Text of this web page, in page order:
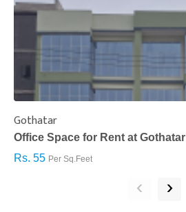
Gothatar
Office Space for Rent at Gothatar
Rs. 55 Per Sq.Feet
‹ ›